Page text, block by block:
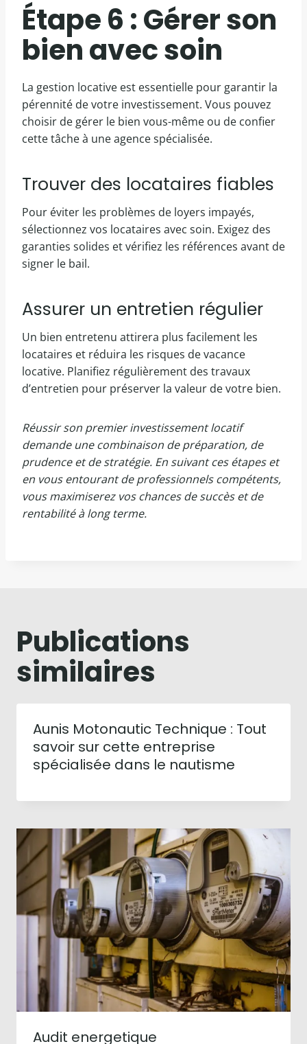
Étape 6 : Gérer son
bien avec soin
La gestion locative est essentielle pour garantir la
pérennité de votre investissement. Vous pouvez
choisir de gérer le bien vous-même ou de confier
cette tâche à une agence spécialisée.
Trouver des locataires fiables
Pour éviter les problèmes de loyers impayés,
sélectionnez vos locataires avec soin. Exigez des
garanties solides et vérifiez les références avant de
signer le bail.
Assurer un entretien régulier
Un bien entretenu attirera plus facilement les
locataires et réduira les risques de vacance
locative. Planifiez régulièrement des travaux
d’entretien pour préserver la valeur de votre bien.
Réussir son premier investissement locatif
demande une combinaison de préparation, de
prudence et de stratégie. En suivant ces étapes et
en vous entourant de professionnels compétents,
vous maximiserez vos chances de succès et de
rentabilité à long terme.
Publications
similaires
Aunis Motonautic Technique : Tout
savoir sur cette entreprise
spécialisée dans le nautisme
Audit energetique